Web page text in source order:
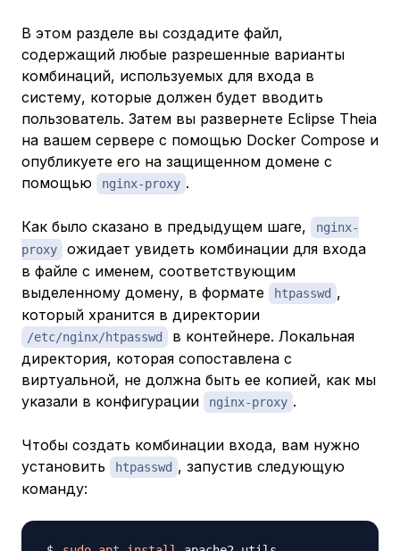
В этом разделе вы создадите файл,
содержащий любые разрешенные варианты
комбинаций, используемых для входа в
систему, которые должен будет вводить
пользователь. Затем вы развернете Eclipse Theia
на вашем сервере с помощью Docker Compose и
опубликуете его на защищенном домене с
помощью
nginx-proxy .
Как было сказано в предыдущем шаге,
nginx-
proxy
ожидает увидеть комбинации для входа
в файле с именем, соответствующим
выделенному домену, в формате
htpasswd ,
который хранится в директории
/etc/nginx/htpasswd
в контейнере. Локальная
директория, которая сопоставлена с
виртуальной, не должна быть ее копией, как мы
указали в конфигурации
nginx-proxy .
Чтобы создать комбинации входа, вам нужно
установить
htpasswd , запустив следующую
команду: